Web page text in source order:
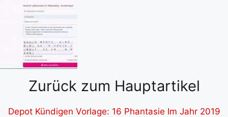
Zurück zum Hauptartikel
Depot Kündigen Vorlage: 16 Phantasie Im Jahr 2019